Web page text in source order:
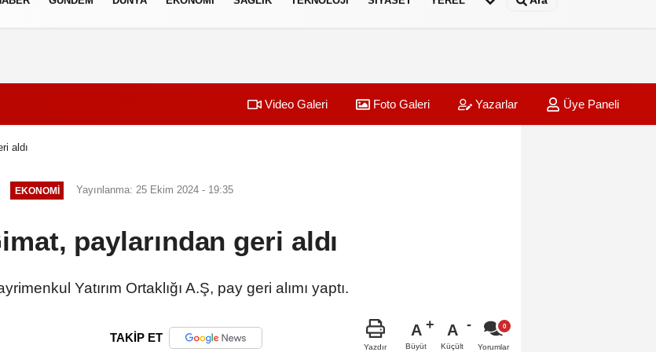
Video Galeri Foto Galeri Yazarlar Üye Paneli
aldı
EKONOMI Yayınlanma: 25 Ekim 2024 - 19:35
paylarından geri aldı
Yatırım Ortaklığı A.Ş, pay geri alımı yaptı.
TAKİP ET
Yazdır
A
Büyüt
A
Küçült Yorumlar